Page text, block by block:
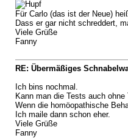
Für Carlo (das ist der Neue)
Dass er gar nicht schreddert,
Viele Grüße
Fanny
RE: Übermäßiges
Ich bins nochmal.
Kann man die Tests auch
Wenn die homöopathische
Ich maile dann schon eher.
Viele Grüße
Fanny